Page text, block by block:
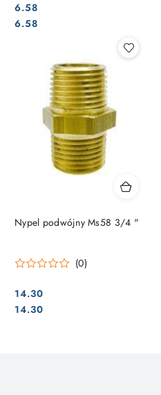
Cena:
6.58
Cena:
6.58
Nypel podwójny Ms58 ​​3/4 "
(0)
Cena:
14.30
Cena:
14.30